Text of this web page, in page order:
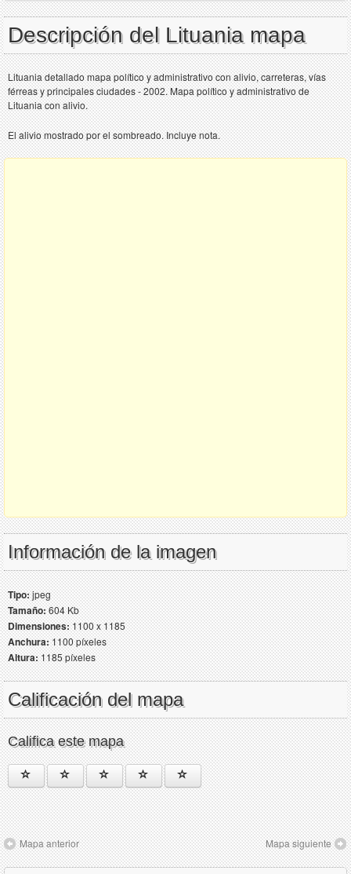
Descripción del Lituania mapa
Lituania detallado mapa político y administrativo con alivio, carreteras, vías
férreas y principales ciudades - 2002. Mapa político y administrativo de
Lituania con alivio.
El alivio mostrado por el sombreado. Incluye nota.
Información de la imagen
Tipo:jpeg
Tamaño:604 Kb
Dimensiones:1100 x 1185
Anchura:1100 píxeles
Altura:1185 píxeles
Calificación del mapa
Califica este mapa
Mapa anterior Mapa siguiente